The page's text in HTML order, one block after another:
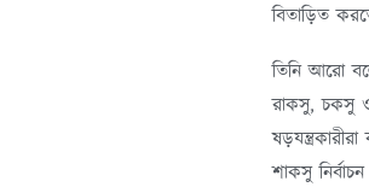
বিতাড়িত
তিনি আরো
রাকসু, চকসু ও
শাকসু